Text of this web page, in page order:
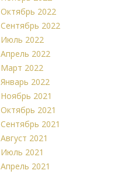
Октябрь 2022
Сентябрь 2022
Июль 2022
Апрель 2022
Март 2022
Январь 2022
Ноябрь 2021
Октябрь 2021
Сентябрь 2021
Август 2021
Июль 2021
Апрель 2021